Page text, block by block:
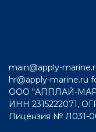
main@apply-
hr@apply-marine.ru
ООО "АППЛАЙ-
ИНН 2315222071,
Лицензия № Л031-